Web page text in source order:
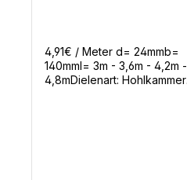
4,91€ / Meter d= 24mmb=
140mml= 3m - 3,6m - 4,2m -
4,8mDielenart: Hohlkammer